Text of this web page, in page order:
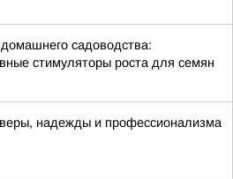
садоводства:
стимуляторы роста для семян
надежды и профессионализма